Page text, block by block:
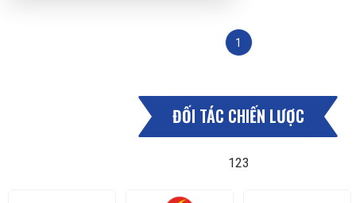
1
ĐỐI TÁC CHIẾN LƯỢC
123